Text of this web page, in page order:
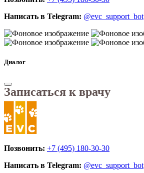
Написать в Telegram: @evc_support_bot
Диалог
Записаться к врачу
Позвонить: +7 (495) 180-30-30
Написать в Telegram: @evc_support_bot